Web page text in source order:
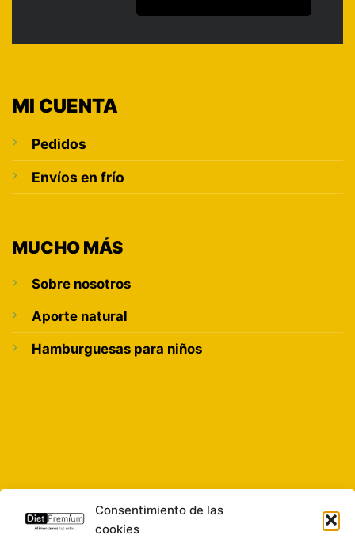
Consentimiento de las
cookies
MI CUENTA
Pedidos
Envíos en frío
MUCHO MÁS
Sobre nosotros
Aporte natural
Hamburguesas para niños